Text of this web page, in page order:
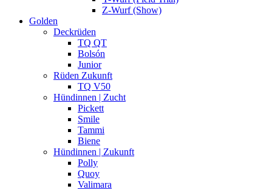
Z-Wurf (Show)
Golden
Deckrüden
TQ QT
Bolsón
Junior
Rüden Zukunft
TQ V50
Hündinnen | Zucht
Pickett
Smile
Tammi
Biene
Hündinnen | Zukunft
Polly
Quoy
Valimara